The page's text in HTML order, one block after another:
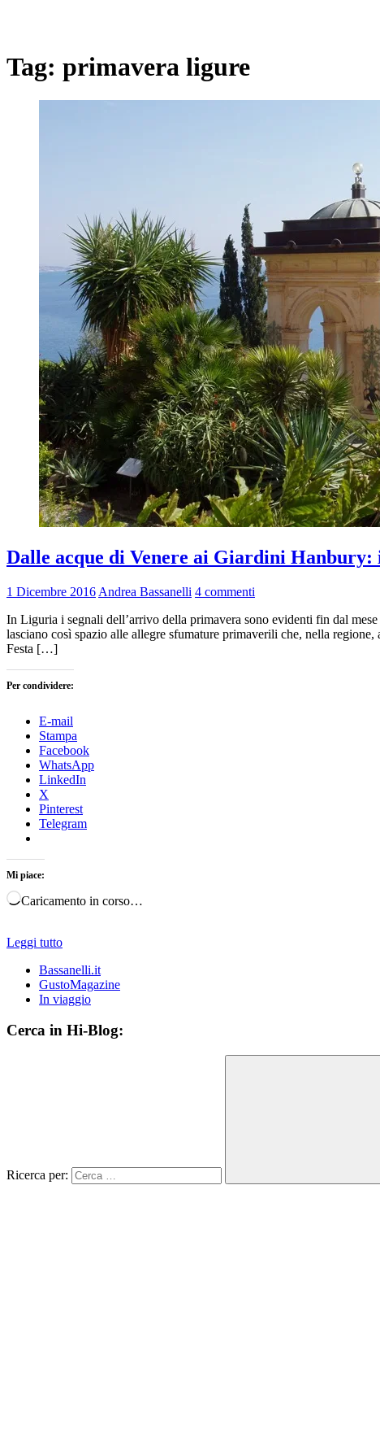
Tag: primavera ligure
Dalle acque di Venere ai Giardini
1 Dicembre 2016 Andrea Bassanelli 4 commenti
In Liguria i segnali dell’arrivo della primavera sono evidenti fin dal
lasciano così spazio alle allegre sfumature primaverili che, nella
Festa […]
Per condividere:
E-mail
Stampa
Facebook
WhatsApp
LinkedIn
X
Pinterest
Telegram
Mi piace:
Caricamento in corso…
Leggi tutto
Bassanelli.it
GustoMagazine
In viaggio
Cerca in Hi-Blog:
Ricerca per: